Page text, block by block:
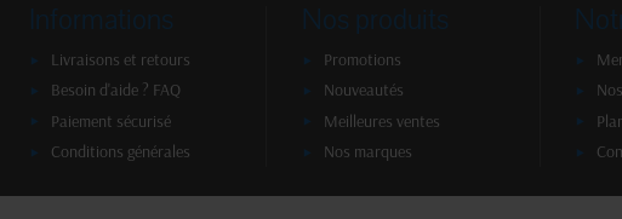
Informations
Livraisons et retours
Besoin d'aide ? FAQ
Paiement sécurisé
Conditions générales
Nos produits
Promotions
Nouveautés
Meilleures ventes
Nos marques